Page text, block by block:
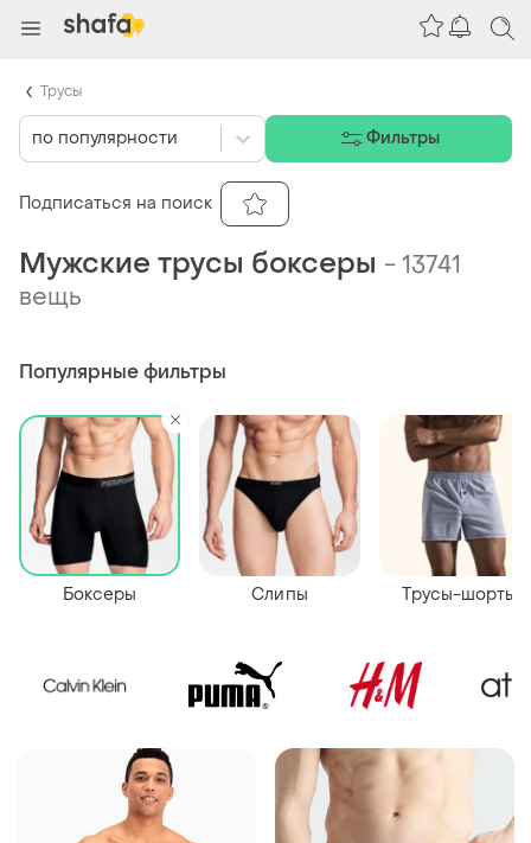
Мужские трусы боксеры -13741
вещь
Популярные фильтры
Боксеры Cлипы Трусы-шорты
по популярности Фильтры
Подписаться на поиск
Трусы